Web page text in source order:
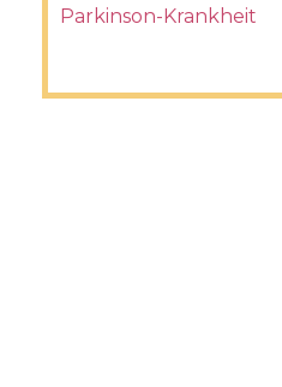
Parkinson-Krankheit